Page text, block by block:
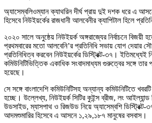
অ্যাসেম্বলিওম্যান ক্যাথরিন দীর্ঘ প্রায় দুই দশক ধরে এ
হিসেবে নিউইয়র্কের রাজধানী আলবেনীর ক্যাপিটাল হিলে
২০২০ সালে অনুষ্ঠেয় নিউইয়র্ক অঙ্গরাজ্যের নির্বাচনে বিজয়ী
প্রথমবারের মতো আলবেনি’র প্রতিনিধি সভায় যোগ দেয়ার
প্রতিনিধিত্ব করবেন নিউইয়র্কের ডিস্ট্রিক্ট-৩৭। ইতিমধ্যেই
কমিউনিটিভিত্তিক একাধিক সংবাদমাধ্যম গুরুত্বের সঙ্গে তার
হয়েছে।
সে সঙ্গে বাংলাদেশি কমিউনিটিসহ অন্যান্য কমিউনিটিতে
হচ্ছে। উল্লেখ্য, নিউইয়র্ক সিটির কুইন্স ব্রীজ, লং আইল্যান্ড
উডসাইড, ম্যাসপাথ ও রিজউড নিয়ে অ্যাসেম্বশি
আদমশুমারির হিসেবে এ আসনে ১,২৯,১৮৭ মানুষের বসবাস।